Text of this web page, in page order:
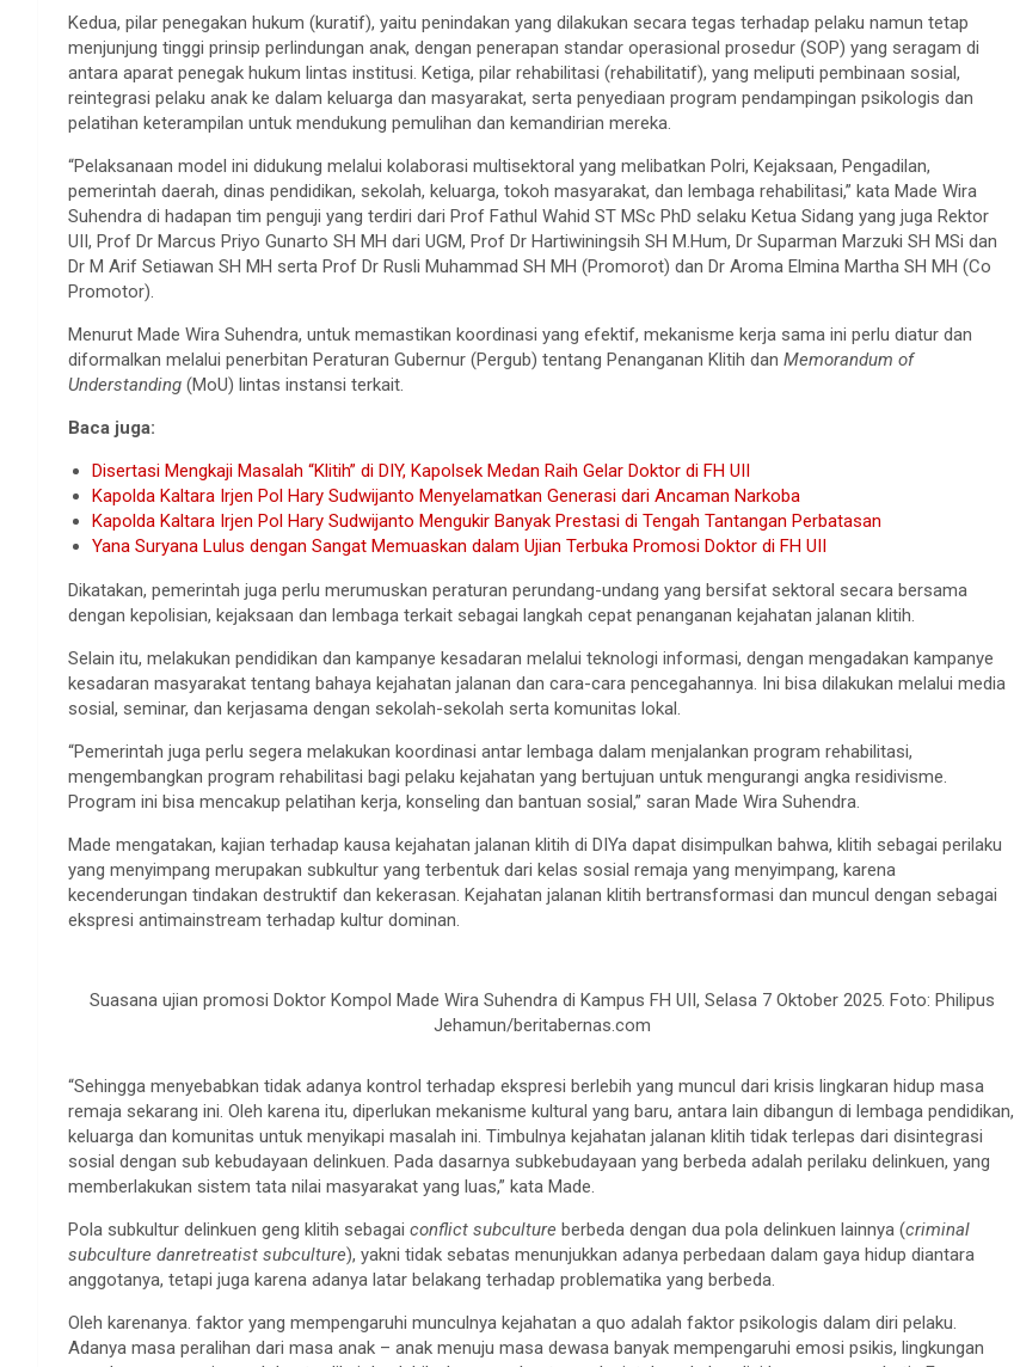
Kedua, pilar penegakan hukum (kuratif), yaitu penindakan yang dilakukan secara tegas terhadap pelaku namun tetap
menjunjung tinggi prinsip perlindungan anak, dengan penerapan standar operasional prosedur (SOP) yang seragam di
antara aparat penegak hukum lintas institusi. Ketiga, pilar rehabilitasi (rehabilitatif), yang meliputi pembinaan sosial,
reintegrasi pelaku anak ke dalam keluarga dan masyarakat, serta penyediaan program pendampingan psikologis dan
pelatihan keterampilan untuk mendukung pemulihan dan kemandirian mereka.
“Pelaksanaan model ini didukung melalui kolaborasi multisektoral yang melibatkan Polri, Kejaksaan, Pengadilan,
pemerintah daerah, dinas pendidikan, sekolah, keluarga, tokoh masyarakat, dan lembaga rehabilitasi,” kata Made Wira
Suhendra di hadapan tim penguji yang terdiri dari Prof Fathul Wahid ST MSc PhD selaku Ketua Sidang yang juga Rektor
UII, Prof Dr Marcus Priyo Gunarto SH MH dari UGM, Prof Dr Hartiwiningsih SH M.Hum, Dr Suparman Marzuki SH MSi dan
Dr M Arif Setiawan SH MH serta Prof Dr Rusli Muhammad SH MH (Promorot) dan Dr Aroma Elmina Martha SH MH (Co
Promotor).
Menurut Made Wira Suhendra, untuk memastikan koordinasi yang efektif, mekanisme kerja sama ini perlu diatur dan
diformalkan melalui penerbitan Peraturan Gubernur (Pergub) tentang Penanganan Klitih dan Memorandum of
Understanding (MoU) lintas instansi terkait.
Baca juga:
Disertasi Mengkaji Masalah “Klitih” di DIY, Kapolsek Medan Raih Gelar Doktor di FH UII
Kapolda Kaltara Irjen Pol Hary Sudwijanto Menyelamatkan Generasi dari Ancaman Narkoba
Kapolda Kaltara Irjen Pol Hary Sudwijanto Mengukir Banyak Prestasi di Tengah Tantangan Perbatasan
Yana Suryana Lulus dengan Sangat Memuaskan dalam Ujian Terbuka Promosi Doktor di FH UII
Dikatakan, pemerintah juga perlu merumuskan peraturan perundang-undang yang bersifat sektoral secara bersama
dengan kepolisian, kejaksaan dan lembaga terkait sebagai langkah cepat penanganan kejahatan jalanan klitih.
Selain itu, melakukan pendidikan dan kampanye kesadaran melalui teknologi informasi, dengan mengadakan kampanye
kesadaran masyarakat tentang bahaya kejahatan jalanan dan cara-cara pencegahannya. Ini bisa dilakukan melalui media
sosial, seminar, dan kerjasama dengan sekolah-sekolah serta komunitas lokal.
“Pemerintah juga perlu segera melakukan koordinasi antar lembaga dalam menjalankan program rehabilitasi,
mengembangkan program rehabilitasi bagi pelaku kejahatan yang bertujuan untuk mengurangi angka residivisme.
Program ini bisa mencakup pelatihan kerja, konseling dan bantuan sosial,” saran Made Wira Suhendra.
Made mengatakan, kajian terhadap kausa kejahatan jalanan klitih di DIYa dapat disimpulkan bahwa, klitih sebagai perilaku
yang menyimpang merupakan subkultur yang terbentuk dari kelas sosial remaja yang menyimpang, karena
kecenderungan tindakan destruktif dan kekerasan. Kejahatan jalanan klitih bertransformasi dan muncul dengan sebagai
ekspresi antimainstream terhadap kultur dominan.
Suasana ujian promosi Doktor Kompol Made Wira Suhendra di Kampus FH UII, Selasa 7 Oktober 2025. Foto: Philipus
Jehamun/beritabernas.com
“Sehingga menyebabkan tidak adanya kontrol terhadap ekspresi berlebih yang muncul dari krisis lingkaran hidup masa
remaja sekarang ini. Oleh karena itu, diperlukan mekanisme kultural yang baru, antara lain dibangun di lembaga pendidikan,
keluarga dan komunitas untuk menyikapi masalah ini. Timbulnya kejahatan jalanan klitih tidak terlepas dari disintegrasi
sosial dengan sub kebudayaan delinkuen. Pada dasarnya subkebudayaan yang berbeda adalah perilaku delinkuen, yang
memberlakukan sistem tata nilai masyarakat yang luas,” kata Made.
Pola subkultur delinkuen geng klitih sebagai conflict subculture berbeda dengan dua pola delinkuen lainnya (criminal
subculture danretreatist subculture), yakni tidak sebatas menunjukkan adanya perbedaan dalam gaya hidup diantara
anggotanya, tetapi juga karena adanya latar belakang terhadap problematika yang berbeda.
Oleh karenanya. faktor yang mempengaruhi munculnya kejahatan a quo adalah faktor psikologis dalam diri pelaku.
Adanya masa peralihan dari masa anak – anak menuju masa dewasa banyak mempengaruhi emosi psikis, lingkungan